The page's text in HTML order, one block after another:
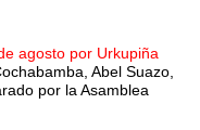
agosto por Urkupiña
Abel Suazo,
por la Asamblea